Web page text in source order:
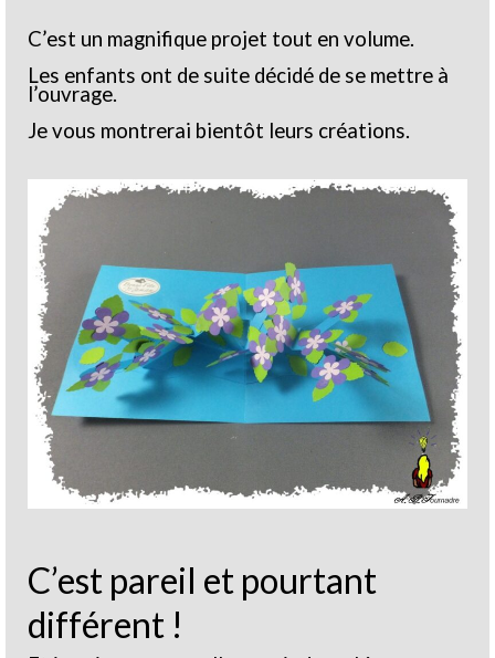
C’est un magnifique projet tout en volume.
Les enfants ont de suite décidé de se mettre à
l’ouvrage.
Je vous montrerai bientôt leurs créations.
C’est pareil et pourtant
différent !